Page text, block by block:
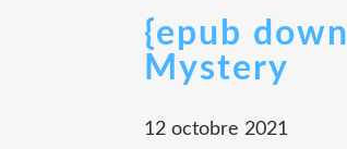
{epub
Mystery
12 octobre 2021